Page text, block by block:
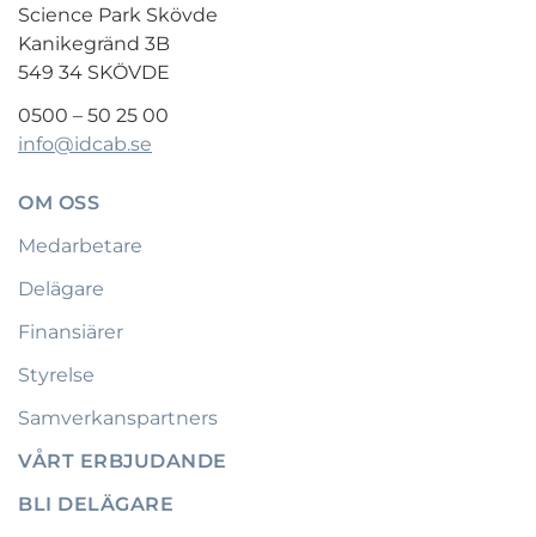
Science Park Skövde
Kanikegränd 3B
549 34 SKÖVDE
0500 – 50 25 00
info@idcab.se
OM OSS
Medarbetare
Delägare
Finansiärer
Styrelse
Samverkanspartners
VÅRT ERBJUDANDE
BLI DELÄGARE